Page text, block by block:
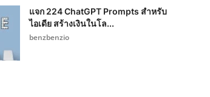
แจก 224 ChatGPT Prompts สำหรับ
ไอเดีย สร้างเงินในโล...
benzbenzio